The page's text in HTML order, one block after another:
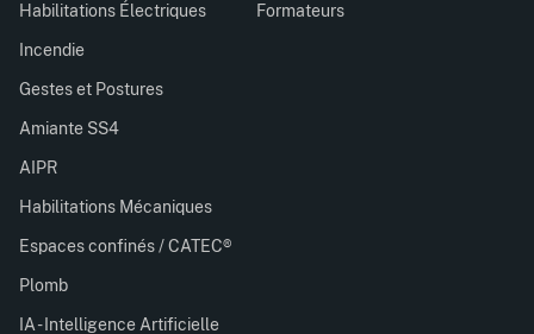
Habilitations Électriques
Incendie
Gestes et Postures
Amiante SS4
AIPR
Habilitations Mécaniques
Espaces confinés / CATEC®
Plomb
IA - Intelligence Artificielle
Formateurs